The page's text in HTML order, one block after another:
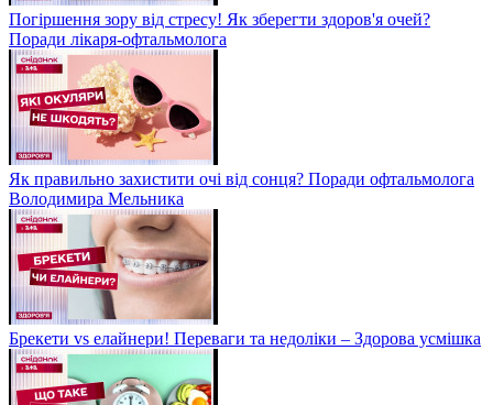
Погіршення зору від стресу! Як зберегти здоров'я очей?
Поради лікаря-офтальмолога
Як правильно захистити очі від сонця? Поради офтальмолога
Володимира Мельника
Брекети vs елайнери! Переваги та недоліки – Здорова усмішка